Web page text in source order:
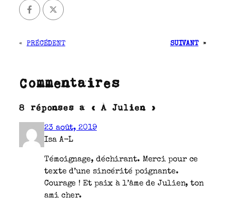
« PRÉCÉDENT SUIVANT »
Commentaires
8 réponses à « À Julien »
23 août, 2019
Isa A-L
Témoignage, déchirant. Merci pour ce
texte d’une sincérité poignante.
Courage ! Et paix à l’âme de Julien, ton
ami cher.